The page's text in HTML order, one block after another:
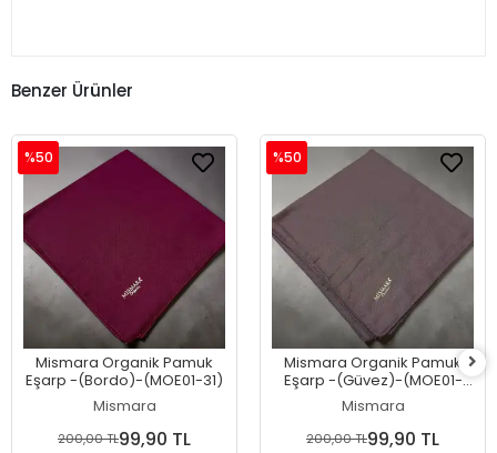
Benzer Ürünler
Mismara Organik Pamuk
Eşarp -(Bordo)-(MOE01-31)
Mismara
%50
200,00 TL99,90 TL
Mismara Organik Pamuk
Eşarp -(Güvez)-(MOE01-
30)
Mismara
%50
200,00 TL99,90 TL